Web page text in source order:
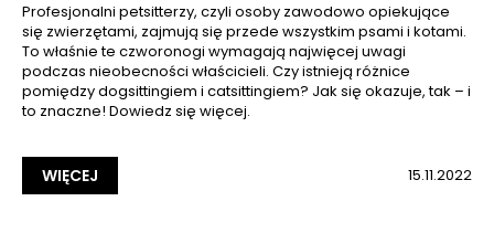
Profesjonalni petsitterzy, czyli osoby zawodowo opiekujące
się zwierzętami, zajmują się przede wszystkim psami i kotami.
To właśnie te czworonogi wymagają najwięcej uwagi
podczas nieobecności właścicieli. Czy istnieją różnice
pomiędzy dogsittingiem i catsittingiem? Jak się okazuje, tak – i
to znaczne! Dowiedz się więcej.
WIĘCEJ 15.11.2022